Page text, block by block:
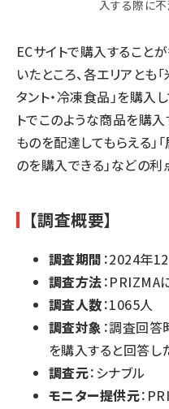
入する際に
ECサイトで購入すること
いたところ、各エリアとも「
タント・冷凍食品」を購入
トでこのような商品を購
ものを配達してもらえる
のを購入できる」などの利
【調査概要】
調査期間 ：2024年
調査方法：PRIZMA
調査人数：1065人
調査対象 ：調査回
を購入すると回答し
調査元：シナブル
モニター提供元：